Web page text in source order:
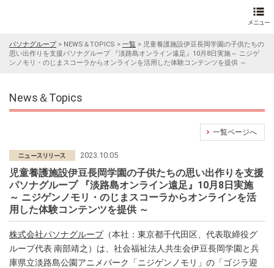
パソナグループ> NEWS＆TOPICS > 一覧 > 児童養護施設伊豆長岡学園の子供たちの
思い出作りを支援パソナグループ 『淡路島オンライン遠足』10月8日実施～ ニジゲ
ンノモリ・のじまスコーラからオンラインを活用した体験コンテンツを提供 ～
News＆Topics
一覧ページへ
2023.10.05
児童養護施設伊豆長岡学園の子供たちの思い出作りを支援
パソナグループ 『淡路島オンライン遠足』10月8日実施
～ ニジゲンノモリ・のじまスコーラからオンラインを活
用した体験コンテンツを提供 ～
株式会社パソナグループ（本社：東京都千代田区、代表取締役グ
ループ代表 南部靖之）は、社会福祉法人共生会伊豆長岡学園と兵
庫県立淡路島公園アニメパーク「ニジゲンノモリ」の「ゴジラ迎